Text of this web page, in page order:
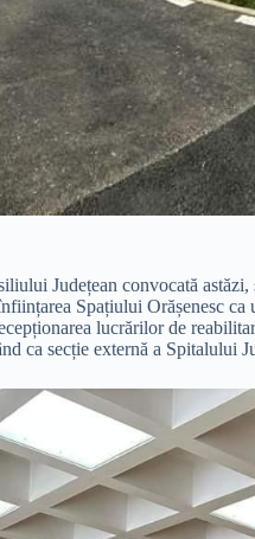
Județean convocată
Spațiului Orășenesc
lucrărilor de
ca secție externă a Spitalului